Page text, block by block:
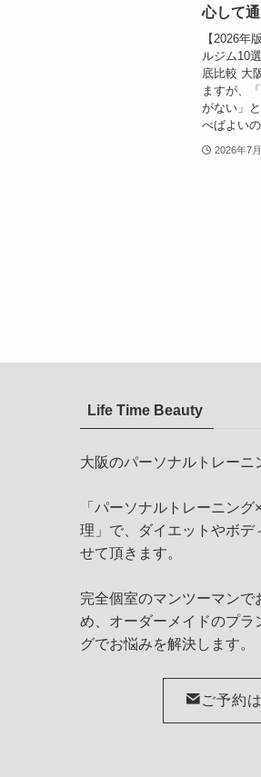
心して
【2026年
ルジム10
底比較 大
ますが、
がない」
べばよい
2026年7
Life Time Beauty
大阪のパーソナルトレーニ
「パーソナルトレーニン
理」で、ダイエットやボデ
せて頂きます。
完全個室のマンツーマンで
め、オーダーメイドのプラ
グでお悩みを解決します。
ご予約